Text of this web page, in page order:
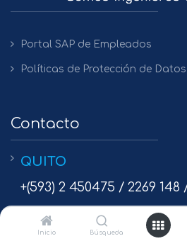
Inicio Búsqueda
Portal SAP de Empleados
Políticas de Protección de Datos
Contacto
QUITO
+(593) 2 450475 / 2269 148
GUAYAQUIL
+(593) 4 2680150 / 2680155